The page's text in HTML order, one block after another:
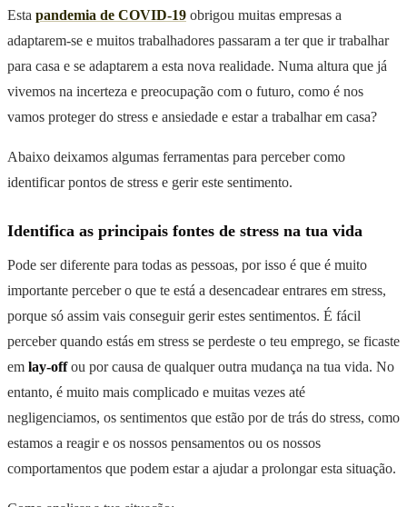
Esta pandemia de COVID-19 obrigou muitas empresas a
adaptarem-se e muitos trabalhadores passaram a ter que ir trabalhar
para casa e se adaptarem a esta nova realidade. Numa altura que já
vivemos na incerteza e preocupação com o futuro, como é nos
vamos proteger do stress e ansiedade e estar a trabalhar em casa?
Abaixo deixamos algumas ferramentas para perceber como
identificar pontos de stress e gerir este sentimento.
Identifica as principais fontes de stress na tua vida
Pode ser diferente para todas as pessoas, por isso é que é muito
importante perceber o que te está a desencadear entrares em stress,
porque só assim vais conseguir gerir estes sentimentos. É fácil
perceber quando estás em stress se perdeste o teu emprego, se ficaste
em lay-offou por causa de qualquer outra mudança na tua vida. No
entanto, é muito mais complicado e muitas vezes até
negligenciamos, os sentimentos que estão por de trás do stress, como
estamos a reagir e os nossos pensamentos ou os nossos
comportamentos que podem estar a ajudar a prolongar esta situação.